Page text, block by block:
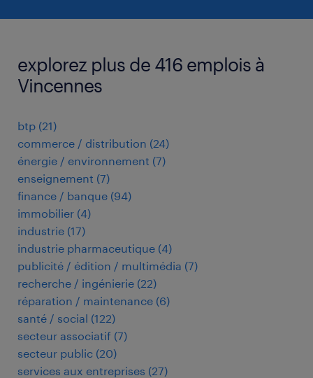
explorez plus de 416 emplois à
Vincennes
btp (21)
commerce / distribution (24)
énergie / environnement (7)
enseignement (7)
finance / banque (94)
immobilier (4)
industrie (17)
industrie pharmaceutique (4)
publicité / édition / multimédia (7)
recherche / ingénierie (22)
réparation / maintenance (6)
santé / social (122)
secteur associatif (7)
secteur public (20)
services aux entreprises (27)